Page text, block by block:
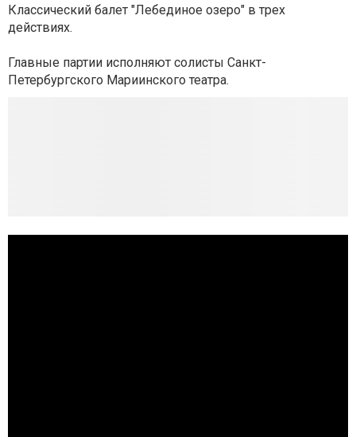
Классический балет "Лебединое озеро" в трех
действиях.
Главные партии исполняют солисты Санкт-
Петербургского Мариинского театра.